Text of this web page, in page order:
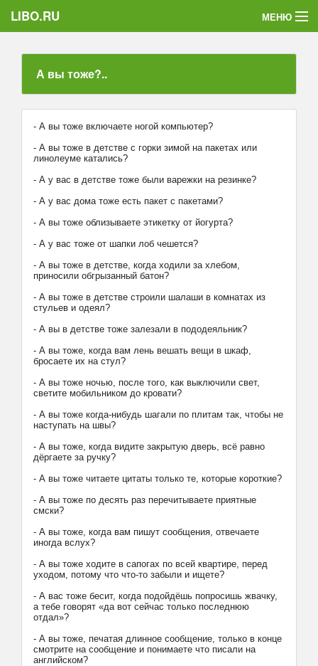
LIBO.RU МЕНЮ
Голосования
Букофки
А вы тоже?..
- А вы тоже включаете ногой компьютер?
- А вы тоже в детстве с горки зимой на пакетах или
линолеуме катались?
- А у вас в детстве тоже были варежки на резинке?
- А у вас дома тоже есть пакет с пакетами?
- А вы тоже облизываете этикетку от йогурта?
- А у вас тоже от шапки лоб чешется?
- А вы тоже в детстве, когда ходили за хлебом,
приносили обгрызанный батон?
- А вы тоже в детстве строили шалаши в комнатах из
стульев и одеял?
- А вы в детстве тоже залезали в пододеяльник?
- А вы тоже, когда вам лень вешать вещи в шкаф,
бросаете их на стул?
- А вы тоже ночью, после того, как выключили свет,
светите мобильником до кровати?
- А вы тоже когда-нибудь шагали по плитам так, чтобы не
наступать на швы?
- А вы тоже, когда видите закрытую дверь, всё равно
дёргаете за ручку?
- А вы тоже читаете цитаты только те, которые короткие?
- А вы тоже по десять раз перечитываете приятные
смски?
- А вы тоже, когда вам пишут сообщения, отвечаете
иногда вслух?
- А вы тоже ходите в сапогах по всей квартире, перед
уходом, потому что что-то забыли и ищете?
- А вас тоже бесит, когда подойдёшь попросишь жвачку,
а тебе говорят «да вот сейчас только последнюю
отдал»?
- А вы тоже, печатая длинное сообщение, только в конце
смотрите на сообщение и понимаете что писали на
английском?